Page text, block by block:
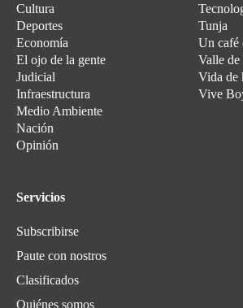
Cultura
Deportes
Economía
El ojo de la gente
Judicial
Infraestructura
Medio Ambiente
Nación
Opinión
Tunja
Un café
Valle de
Vida de
Vive
Servicios
Subscribirse
Paute con nostros
Clasificados
Quiénes somos